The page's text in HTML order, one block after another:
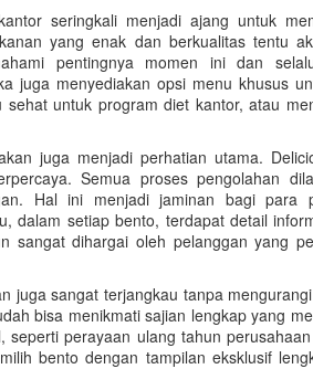
seringkali menjadi ajang untuk
yang enak dan berkualitas tentu
pentingnya momen ini dan
juga menyediakan opsi menu khusus
untuk program diet kantor, atau
juga menjadi perhatian utama.
Semua proses pengolahan
Hal ini menjadi jaminan bagi para
dalam setiap bento, terdapat detail
sangat dihargai oleh pelanggan yang
juga sangat terjangkau tanpa
bisa menikmati sajian lengkap yang
seperti perayaan ulang tahun
bento dengan tampilan eksklusif